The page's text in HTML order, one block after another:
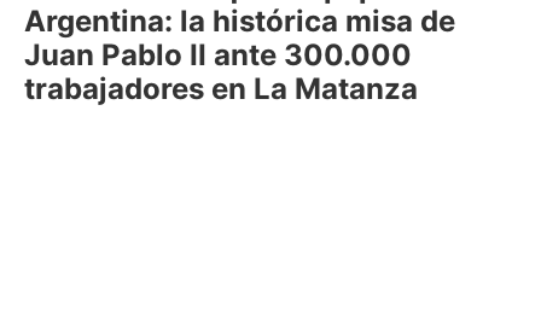
Argentina: la histórica misa de
Juan Pablo II ante 300.000
trabajadores en La Matanza